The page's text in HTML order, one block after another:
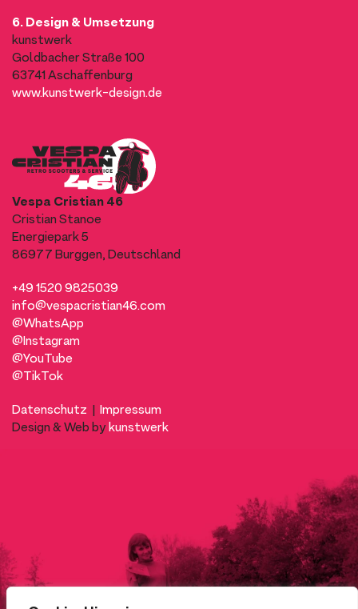
6. Design & Umsetzung
kunstwerk
Goldbacher Straße 100
63741 Aschaffenburg
www.kunstwerk-design.de
Vespa Cristian 46
Cristian Stanoe
Energiepark 5
86977 Burggen, Deutschland
+49 1520 9825039
info@vespacristian46.com
@WhatsApp
@Instagram
@YouTube
@TikTok
Datenschutz | Impressum
Design & Web bykunstwerk